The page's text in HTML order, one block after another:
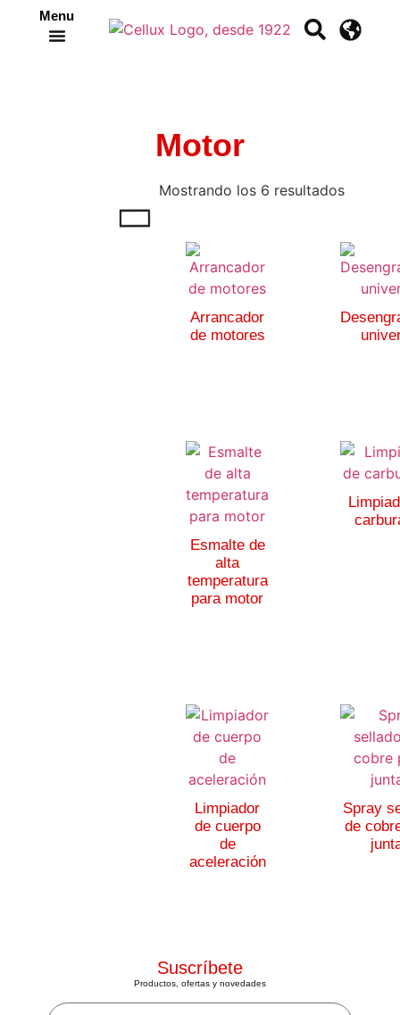
Menu
Motor
Mostrando los 6 resultados
Arrancador
de motores
Esmalte de
alta
temperatura
para motor
Limpiador
de cuerpo
de
aceleración
Spray
de
Suscríbete
Productos, ofertas y novedades